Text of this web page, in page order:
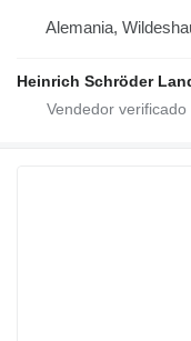
Alemania,
Heinrich Schröder